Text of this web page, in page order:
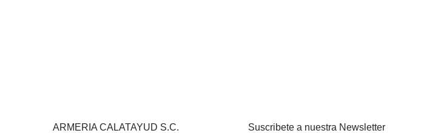
ARMERIA CALATAYUD S.C.
Suscribete a nuestra Newsletter